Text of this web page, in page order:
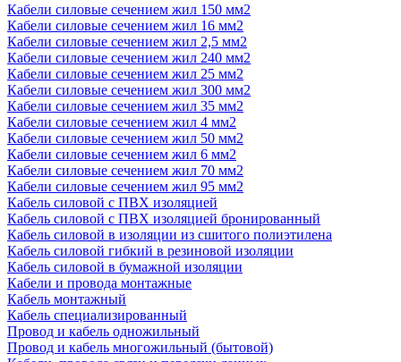
Кабели силовые сечением жил 150 мм2
Кабели силовые сечением жил 16 мм2
Кабели силовые сечением жил 2,5 мм2
Кабели силовые сечением жил 240 мм2
Кабели силовые сечением жил 25 мм2
Кабели силовые сечением жил 300 мм2
Кабели силовые сечением жил 35 мм2
Кабели силовые сечением жил 4 мм2
Кабели силовые сечением жил 50 мм2
Кабели силовые сечением жил 6 мм2
Кабели силовые сечением жил 70 мм2
Кабели силовые сечением жил 95 мм2
Кабель силовой с ПВХ изоляцией
Кабель силовой с ПВХ изоляцией бронированный
Кабель силовой в изоляции из сшитого полиэтилена
Кабель силовой гибкий в резиновой изоляции
Кабель силовой в бумажной изоляции
Кабели и провода монтажные
Кабель монтажный
Кабель специализированный
Провод и кабель одножильный
Провод и кабель многожильный (бытовой)